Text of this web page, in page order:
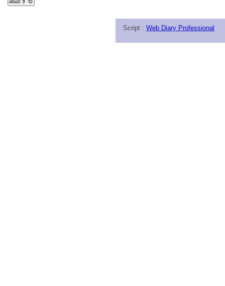
Script : Web Diary Professional